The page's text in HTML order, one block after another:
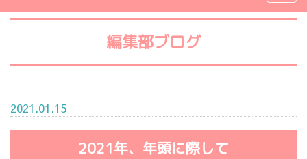
編集部ブログ
2021.01.15
2021年、年頭に際して